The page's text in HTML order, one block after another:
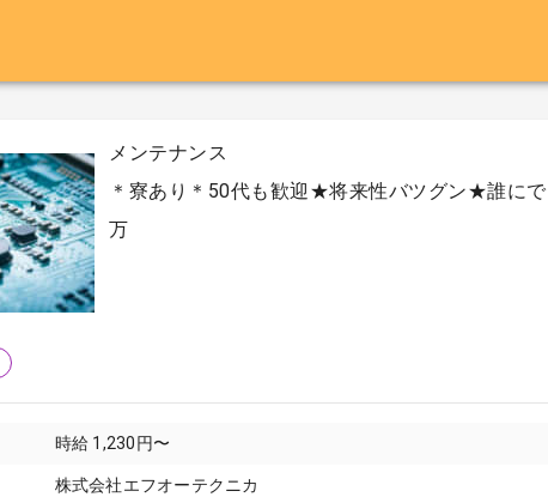
メンテナンス
＊寮あり＊50代も歓迎★将来性バツグン★誰に
万
時給 1,230円〜
株式会社エフオーテクニカ